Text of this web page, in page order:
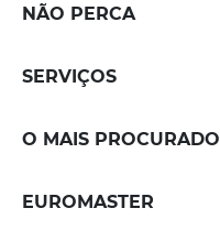
NÃO PERCA
SERVIÇOS
O MAIS PROCURADO
EUROMASTER